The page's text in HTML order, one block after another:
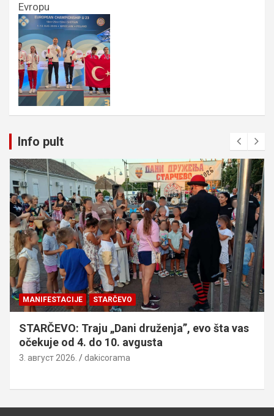
Evropu
Info pult
MANIFESTACIJE STARČEVO
STARČEVO: Traju „Dani druženja”, evo šta vas
očekuje od 4. do 10. avgusta
3. август 2026. dakicorama